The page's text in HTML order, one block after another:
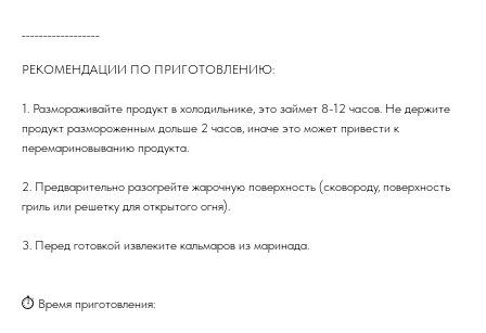
РЕКОМЕНДАЦИИ ПО ПРИГОТОВЛЕНИЮ:
1. Размораживайте продукт в холодильнике, это займет 8-12 часов. Не держите
продукт размороженным дольше 2 часов, иначе это может привести к
перемариновыванию продукта.
2. Предварительно разогрейте жарочную поверхность (сковороду, поверхность
гриль или решетку для открытого огня).
3. Перед готовкой извлеките кальмаров из маринада.
⏱ Время приготовления: